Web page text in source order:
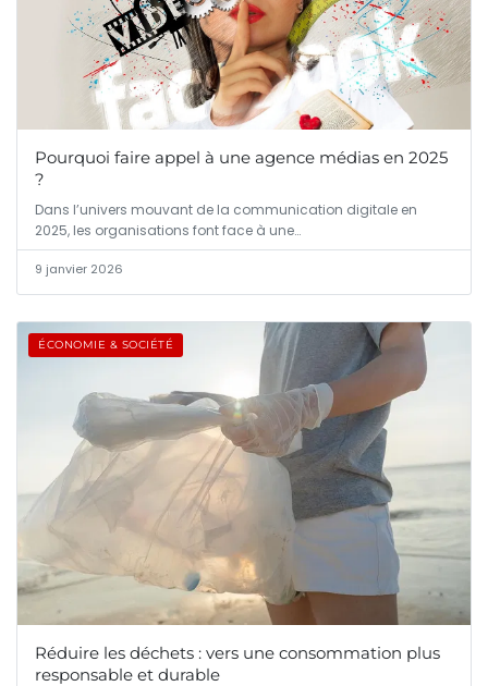
Pourquoi faire appel à une agence médias en 2025
?
Dans l’univers mouvant de la communication digitale en
2025, les organisations font face à une…
9 janvier 2026
ÉCONOMIE & SOCIÉTÉ
Réduire les déchets : vers une consommation plus
responsable et durable